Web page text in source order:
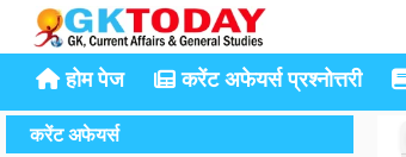
होम पेज करेंट अफेयर्स प्रश्नोत्तरी
करेंट अफेयर्स